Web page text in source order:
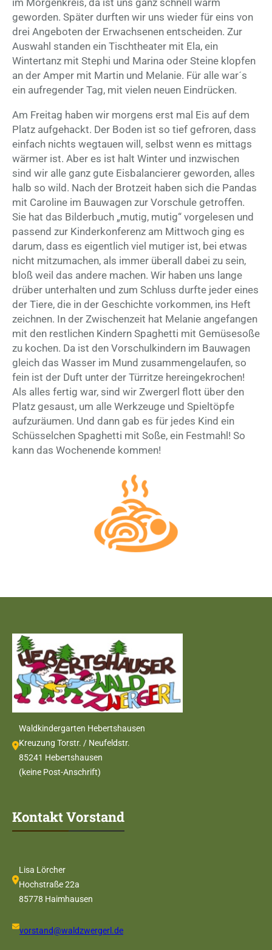
im Morgenkreis, da ist uns ganz schnell warm
geworden. Später durften wir uns wieder für eins von
drei Angeboten der Erwachsenen entscheiden. Zur
Auswahl standen ein Tischtheater mit Ela, ein
Wintertanz mit Stephi und Marina oder Steine klopfen
an der Amper mit Martin und Melanie. Für alle war´s
ein aufregender Tag, mit vielen neuen Eindrücken.
Am Freitag haben wir morgens erst mal Eis auf dem
Platz aufgehackt. Der Boden ist so tief gefroren, dass
einfach nichts wegtauen will, selbst wenn es mittags
wärmer ist. Aber es ist halt Winter und inzwischen
sind wir alle ganz gute Eisbalancierer geworden, alles
halb so wild. Nach der Brotzeit haben sich die Pandas
mit Caroline im Bauwagen zur Vorschule getroffen.
Sie hat das Bilderbuch „mutig, mutig“ vorgelesen und
passend zur Kinderkonferenz am Mittwoch ging es
darum, dass es eigentlich viel mutiger ist, bei etwas
nicht mitzumachen, als immer überall dabei zu sein,
bloß weil das andere machen. Wir haben uns lange
drüber unterhalten und zum Schluss durfte jeder eines
der Tiere, die in der Geschichte vorkommen, ins Heft
zeichnen. In der Zwischenzeit hat Melanie angefangen
mit den restlichen Kindern Spaghetti mit Gemüsesoße
zu kochen. Da ist den Vorschulkindern im Bauwagen
gleich das Wasser im Mund zusammengelaufen, so
fein ist der Duft unter der Türritze hereingekrochen!
Als alles fertig war, sind wir Zwergerl flott über den
Platz gesaust, um alle Werkzeuge und Spieltöpfe
aufzuräumen. Und dann gab es für jedes Kind ein
Schüsselchen Spaghetti mit Soße, ein Festmahl! So
kann das Wochenende kommen!
Waldkindergarten Hebertshausen
Kreuzung Torstr. / Neufeldstr.
85241 Hebertshausen
(keine Post-Anschrift)
Kontakt Vorstand
Lisa Lörcher
Hochstraße 22a
85778 Haimhausen
vorstand@waldzwergerl.de